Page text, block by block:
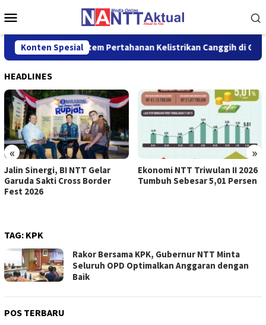
ke
Mobile
Konten Spesial
Siapkan Sistem Pertahanan Kelistrikan Canggih di GI Bolok
HEADLINES
« »
Jalin Sinergi, BI NTT Gelar
Garuda Sakti Cross Border
Fest 2026
Ekonomi NTT Triwulan II 2026
Tumbuh Sebesar 5,01 Persen
TAG: KPK
Rakor Bersama KPK, Gubernur NTT Minta
Seluruh OPD Optimalkan Anggaran dengan
Baik
POS TERBARU